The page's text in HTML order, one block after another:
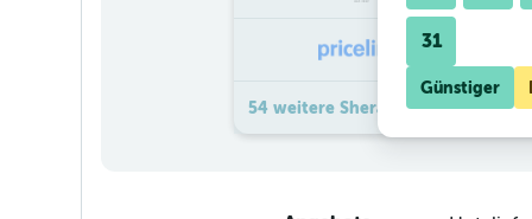
54 weitere Sheraton Dubai Creek
31
Günstiger